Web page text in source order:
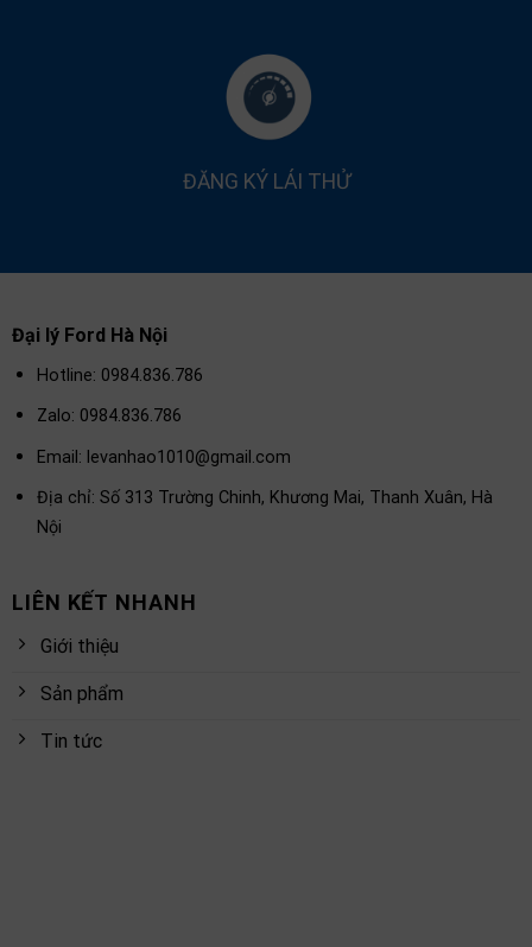
ĐĂNG KÝ LÁI THỬ
Đại lý Ford Hà Nội
Hotline: 0984.836.786
Zalo: 0984.836.786
Email: levanhao1010@gmail.com
Địa chỉ: Số 313 Trường Chinh, Khương Mai, Thanh Xuân, Hà
Nội
LIÊN KẾT NHANH
Giới thiệu
Sản phẩm
Tin tức